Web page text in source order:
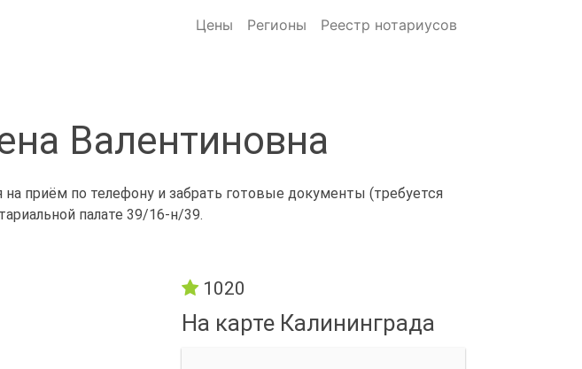
Цены Регионы Реестр нотариусов
Валентиновна
приём по телефону и забрать готовые документы (требуется
палате 39/16-н/39.
1020
На карте Калининграда